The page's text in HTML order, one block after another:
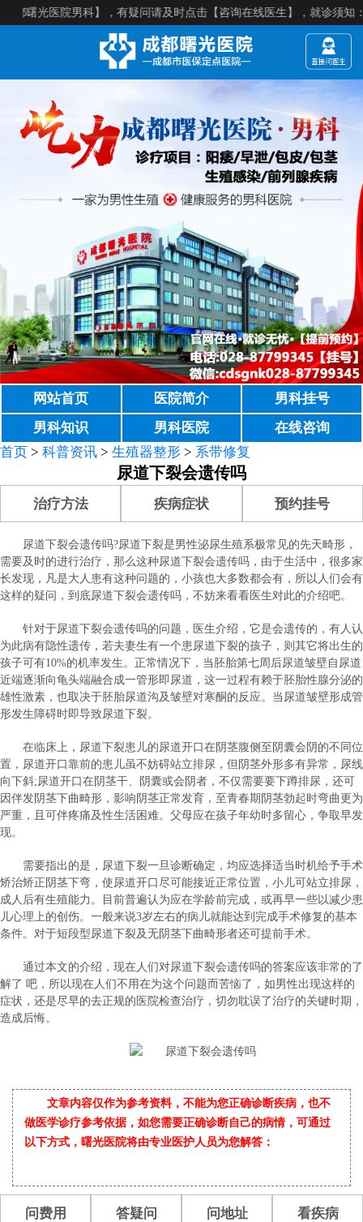
曙光医院男科】，有疑问请及时点击【咨询在线医生】，就诊须知：【
网站首页 医院简介
男科挂号
男科知识
男科医院
在线咨询
首页 > 科普资讯 > 生殖器整形 > 系带修复
尿道下裂会遗传吗
治疗方法 疾病症状 预约挂号
尿道下裂会遗传吗?尿道下裂是男性泌尿生殖系极常见的先天畸形，
需要及时的进行治疗，那么这种尿道下裂会遗传吗，由于生活中，很多家
长发现，凡是大人患有这种问题的，小孩也大多数都会有，所以人们会有
这样的疑问，到底尿道下裂会遗传吗，不妨来看看医生对此的介绍吧。
针对于尿道下裂会遗传吗的问题，医生介绍，它是会遗传的，有人认
为此病有隐性遗传，若夫妻生有一个患尿道下裂的孩子，则其它将出生的
孩子可有10%的机率发生。正常情况下，当胚胎第七周后尿道皱壁自尿道
近端逐渐向龟头端融合成一管形即尿道，这一过程有赖于胚胎性腺分泌的
雄性激素，也取决于胚胎尿道沟及皱壁对寒酮的反应。当尿道皱壁形成管
形发生障碍时即导致尿道下裂。
在临床上，尿道下裂患儿的尿道开口在阴茎腹侧至阴囊会阴的不同位
置，尿道开口靠前的患儿虽不妨碍站立排尿，但阴茎外形多有异常，尿线
向下斜;尿道开口在阴茎干、阴囊或会阴者，不仅需要要下蹲排尿，还可
因伴发阴茎下曲畸形，影响阴茎正常发育，至青春期阴茎勃起时弯曲更为
严重，且可伴疼痛及性生活困难。父母应在孩子年幼时多留心，争取早发
现。
需要指出的是，尿道下裂一旦诊断确定，均应选择适当时机给予手术
矫治矫正阴茎下弯，使尿道开口尽可能接近正常位置，小儿可站立排尿，
成人后有生殖能力。目前普遍认为应在学龄前完成，或再早一些以减少患
儿心理上的创伤。一般来说3岁左右的病儿就能达到完成手术修复的基本
条件。对于短段型尿道下裂及无阴茎下曲畸形者还可提前手术。
通过本文的介绍，现在人们对尿道下裂会遗传吗的答案应该非常的了
解了 吧，所以现在人们不用在为这个问题而苦恼了，如男性出现这样的
症状，还是尽早的去正规的医院检查治疗，切勿耽误了治疗的关键时期，
造成后悔。
文章内容仅作为参考资料，不能为您正确诊断疾病，也不
做医学诊疗参考依据，如您需要正确诊断自己的病情，可通过
以下方式，曙光医院将由专业医护人员为您解答：
问费用 答疑问 问地址 看疾病